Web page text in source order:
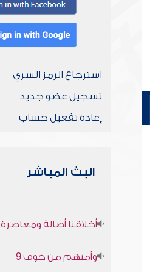
استرجاع الرمز السري
تسجيل عضو جديد
إعادة تفعيل حساب
البث المباشر
أخلاقنا أصالة ومعاصرة
وأمنهم من خوف 9